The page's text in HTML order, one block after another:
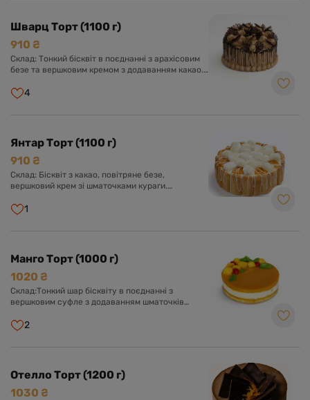
Шварц Торт (1100 г)
910 ₴
Склад: Тонкий бісквіт в поєднанні з арахісовим
безе та вершковим кремом з додаванням какао.
4
Янтар Торт (1100 г)
910 ₴
Склад: Бісквіт з какао, повітряне безе,
вершковий крем зі шматочками кураги.
курагою.
1
Манго Торт (1000 г)
1020 ₴
Склад:Тонкий шар бісквіту в поєднанні з
вершковим суфле з додаванням шматочків
2
Отелло Торт (1200 г)
1030 ₴